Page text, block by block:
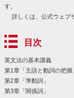
す。
詳しくは、公式ウェブ
目次
英文法の基本講義
第1章「主語と動詞の把握
第2章「準動詞」
第3章「関係詞」